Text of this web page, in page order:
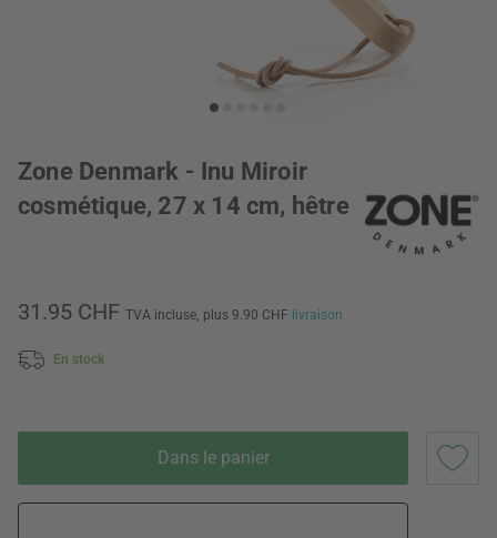
Zone Denmark - Inu Miroir
cosmétique, 27 x 14 cm, hêtre
31.95 CHF TVA incluse, plus 9.90 CHF livraison
En stock
Dans le panier